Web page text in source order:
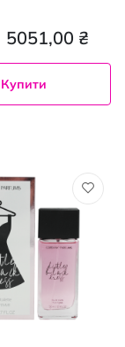
5051,00 ₴
Купити